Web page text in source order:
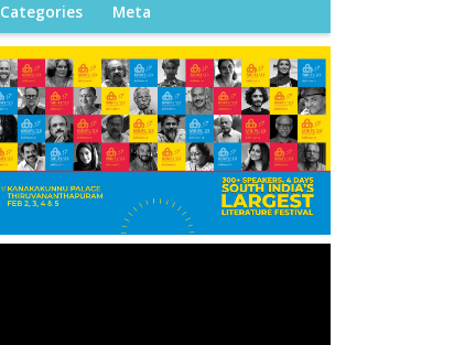
Categories Meta